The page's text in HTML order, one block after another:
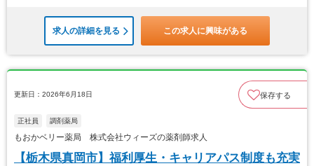
求人の詳細を見る この求人に興味がある
更新日：2026年6月18日 保存する
正社員 調剤薬局
もおかベリー薬局 株式会社ウィーズの薬剤師求人
【栃木県真岡市】福利厚生・キャリアパス制度も充実